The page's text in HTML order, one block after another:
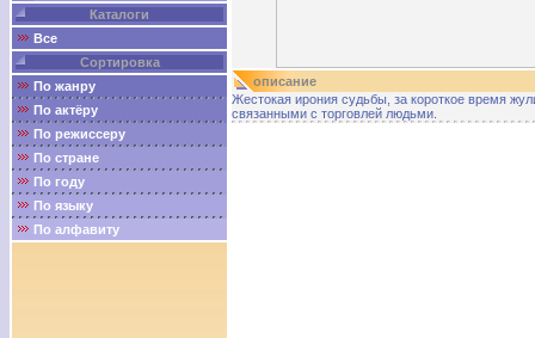
Каталоги
Все
Сортировка
По жанру
По актёру
По режиссеру
По стране
По году
По языку
По алфавиту
описание
Жестокая ирония судьбы, за короткое время
связанными с торговлей людьми.